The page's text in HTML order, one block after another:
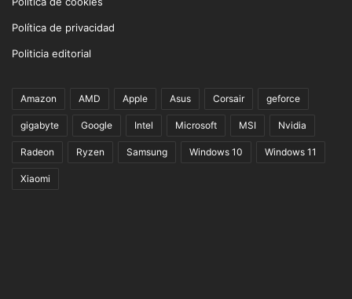
Política de privacidad
Politicia editorial
Amazon AMD Apple Asus Corsair geforce
gigabyte Google Intel Microsoft MSI Nvidia
Radeon Ryzen Samsung Windows 10 Windows 11
Xiaomi